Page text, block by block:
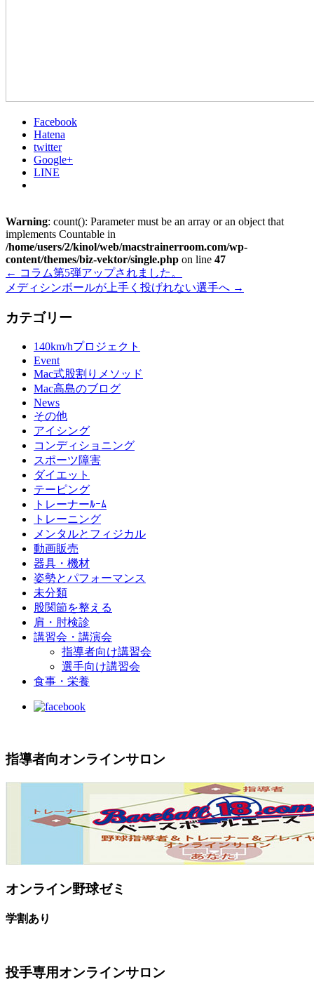
Facebook
Hatena
twitter
Google+
LINE
Warning: count(): Parameter must be an array or an object that
implements Countable in
/home/users/2/kinol/web/macstrainerroom.com/wp-
content/themes/biz-vektor/single.php on line 47
← コラム第5弾アップされました。‬
メディシンボールが上手く投げれない選手へ →
カテゴリー
140km/hプロジェクト
Event
Mac式股割りメソッド
Mac高島のブログ
News
その他
アイシング
コンディショニング
スポーツ障害
ダイエット
テーピング
トレーナーﾙｰﾑ
トレーニング
メンタルとフィジカル
動画販売
器具・機材
姿勢とパフォーマンス
未分類
股関節を整える
肩・肘検診
講習会・講演会
指導者向け講習会
選手向け講習会
食事・栄養
指導者向オンラインサロン
オンライン野球ゼミ
学割あり
投手専用オンラインサロン